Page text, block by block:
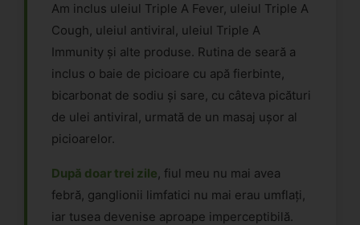
Am inclus uleiul Triple A Fever, uleiul Triple A
Cough, uleiul antiviral, uleiul Triple A
Immunity și alte produse. Rutina de seară a
inclus o baie de picioare cu apă fierbinte,
bicarbonat de sodiu și sare, cu câteva picături
de ulei antiviral, urmată de un masaj ușor al
picioarelor.
După doar trei zile, fiul meu nu mai avea
febră, ganglionii limfatici nu mai erau umflați,
iar tusea devenise aproape imperceptibilă.